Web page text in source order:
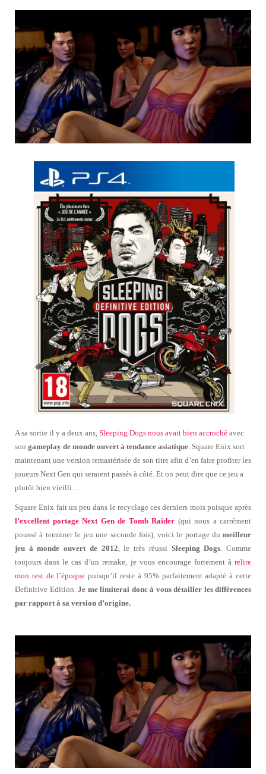
A sa sortie il y a deux ans, Sleeping Dogs nous avait bien accroché avec
son gameplay de monde ouvert à tendance asiatique . Square Enix sort
maintenant une version remastérisée de son titre afin d’en faire profiter les
joueurs Next Gen qui seraient passés à côté. Et on peut dire que ce jeu a
plutôt bien vieilli…
Square Enix fait un peu dans le recyclage ces derniers mois puisque après
l’excellent portage Next Gen de Tomb Raider (qui nous a carrément
poussé à terminer le jeu une seconde fois), voici le portage du meilleur
jeu à monde ouvert de 2012 , le très réussi Sleeping Dogs . Comme
toujours dans le cas d’un remake, je vous encourage fortement à relire
mon test de l’époque puisqu’il reste à 95% parfaitement adapté à cette
Definitive Edition. Je me limiterai donc à vous détailler les différences
par rapport à sa version d’origine.